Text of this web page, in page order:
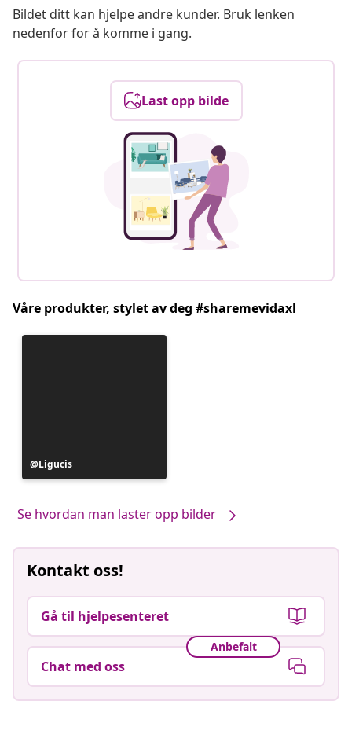
Bildet ditt kan hjelpe andre kunder. Bruk lenken
nedenfor for å komme i gang.
Last opp bilde
Våre produkter, stylet av deg #sharemevidaxl
Innlegg
publisert
Ligucis
Se hvordan man laster opp bilder
Kontakt oss!
Gå til hjelpesenteret
Anbefalt
Chat med oss